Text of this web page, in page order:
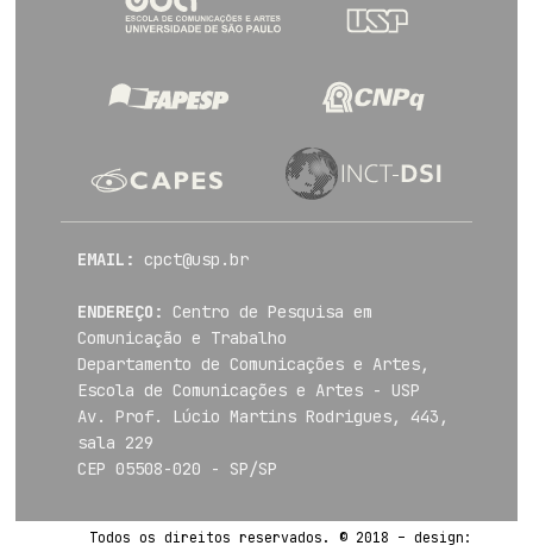
EMAIL: cpct@usp.br
ENDEREÇO:
Centro de Pesquisa em
Comunicação e Trabalho
Departamento de Comunicações e Artes,
Escola de Comunicações e Artes - USP
Av. Prof. Lúcio Martins Rodrigues, 443,
sala 229
CEP 05508-020 - SP/SP
Todos os direitos reservados. © 2018 – design: